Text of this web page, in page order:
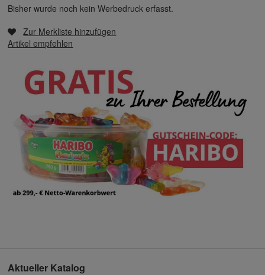
Bisher wurde noch kein Werbedruck erfasst.
Zur Merkliste hinzufügen
Artikel empfehlen
Aktueller Katalog